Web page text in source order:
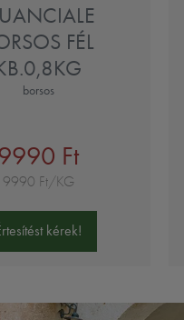
FÉL
borsos
Ft
9990 Ft/KG
kérek!